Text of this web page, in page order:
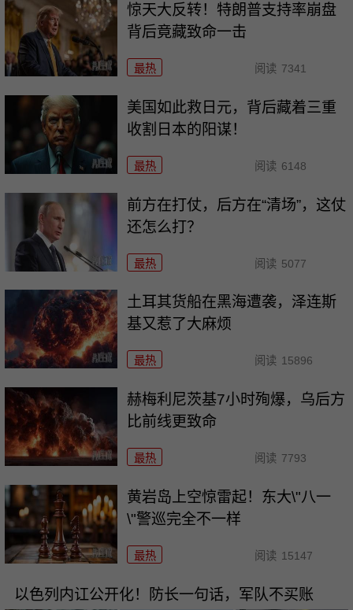
惊天大反转！特朗普支持率崩盘
背后竟藏致命一击
最热 阅读 7341
美国如此救日元，背后藏着三重
收割日本的阳谋！
最热 阅读 6148
前方在打仗，后方在“清场”，这仗
还怎么打？
最热 阅读 5077
土耳其货船在黑海遭袭，泽连斯
基又惹了大麻烦
最热 阅读 15896
赫梅利尼茨基7小时殉爆，乌后方
比前线更致命
最热 阅读 7793
黄岩岛上空惊雷起！东大\"八一
\"警巡完全不一样
最热 阅读 15147
以色列内讧公开化！防长一句话，军队不买账